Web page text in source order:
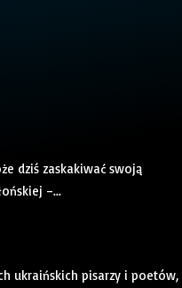
dziś zaskakiwać swoją
–...
ukraińskich pisarzy i poetów,